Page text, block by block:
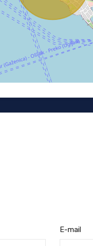
E-mail